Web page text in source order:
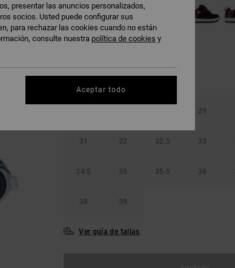
29
31 32 32.5 33
34.5 35 35.5 36
38 39
Ver guía de tallas
presentar las anuncios personalizados,
socios. Usted puede configurar sus
para rechazar las cookies cuando no están
consulte nuestra política de cookies y
Aceptar todo